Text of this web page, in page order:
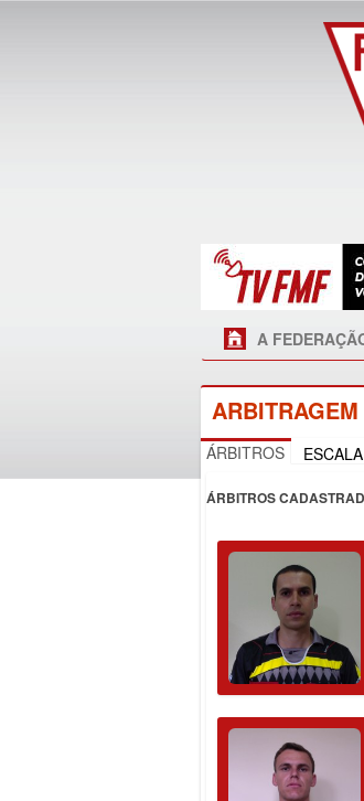
A
ARBITRAGEM
ÁRBITROS ESCALA
ÁRBITROS